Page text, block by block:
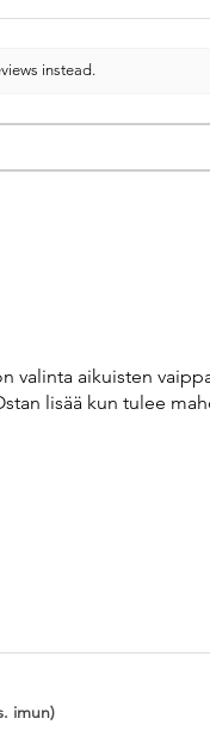
instead.
valinta aikuisten
lisää kun tulee
imun)